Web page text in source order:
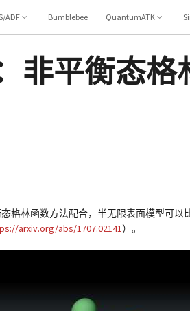
ADF Bumblebee QuantumATK
非平衡态格
格林函数方法配合，半无限表面模型可以
arxiv.org/abs/1707.02141）。